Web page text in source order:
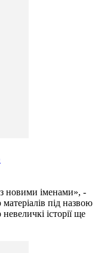
новими іменами», -
під назвою
історії ще